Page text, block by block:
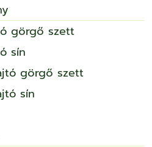
görgő szett
sín
görgő szett
sín